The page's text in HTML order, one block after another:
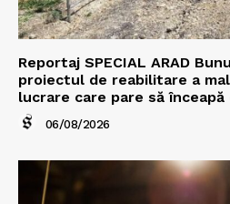
Reportaj SPECIAL ARAD
proiectul de reabilitare a
lucrare care pare să
06/08/2026